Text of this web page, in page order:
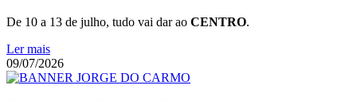
De 10 a 13 de julho, tudo vai dar ao CENTRO.
Ler mais
09/07/2026